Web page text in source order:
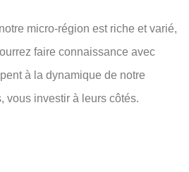
micro-région est riche et varié,
faire connaissance avec
à la dynamique de notre
vous investir à leurs côtés.